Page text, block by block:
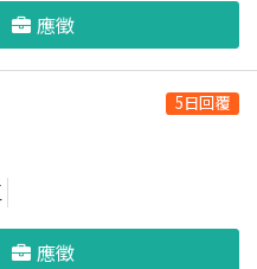
應徵
5日回覆
應徵